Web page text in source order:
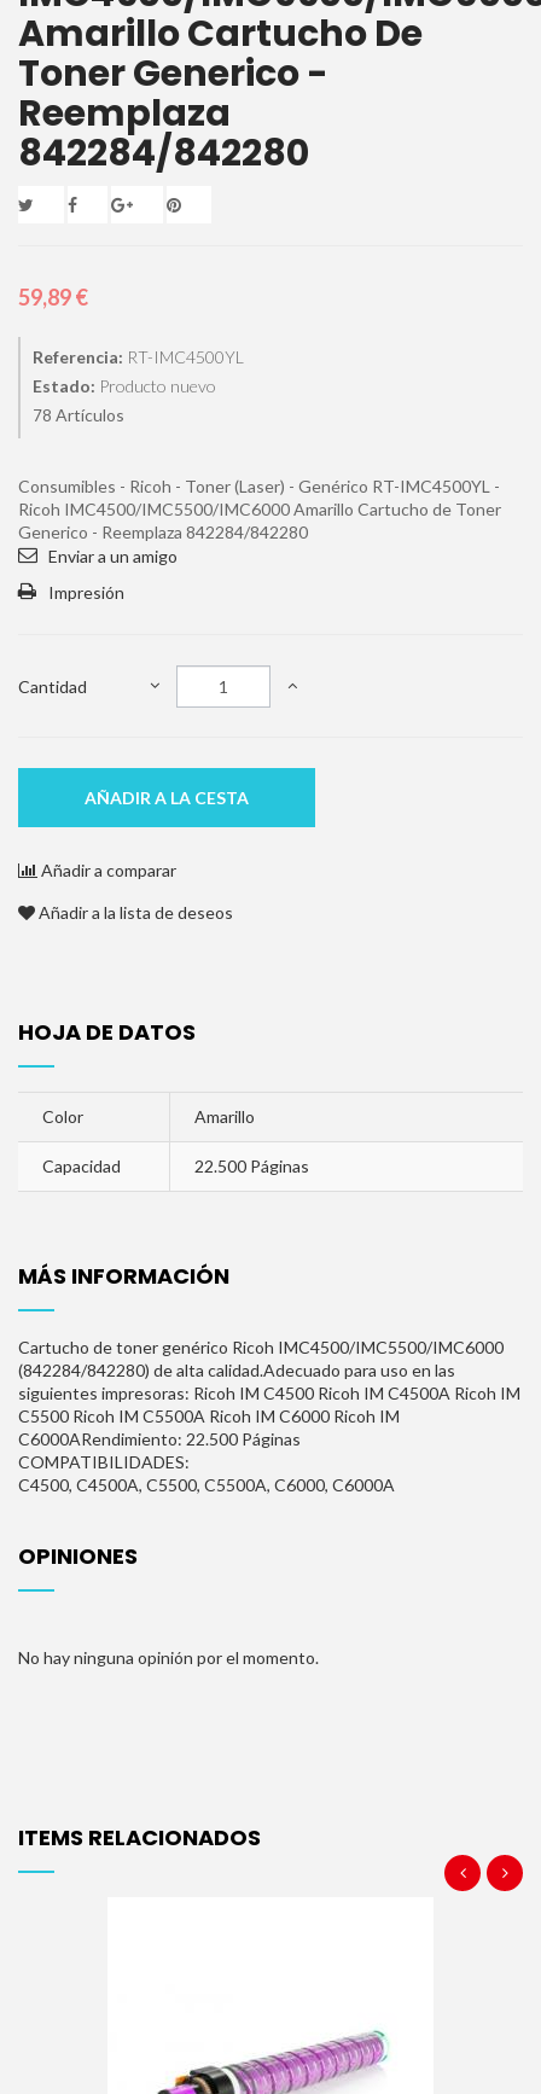
Amarillo Cartucho De
Toner Generico -
Reemplaza
842284/842280
59,89 €
Referencia: RT-IMC4500YL
Estado: Producto nuevo
78 Artículos
Consumibles - Ricoh - Toner (Laser) - Genérico RT-IMC4500YL -
Ricoh IMC4500/IMC5500/IMC6000 Amarillo Cartucho de Toner
Generico - Reemplaza 842284/842280
Enviar a un amigo
Impresión
Cantidad
AÑADIR A LA CESTA
Añadir a comparar
Añadir a la lista de deseos
HOJA DE DATOS
Color Amarillo
Capacidad 22.500 Páginas
MÁS INFORMACIÓN
Cartucho de toner genérico Ricoh IMC4500/IMC5500/IMC6000
(842284/842280) de alta calidad.Adecuado para uso en las
siguientes impresoras: Ricoh IM C4500 Ricoh IM C4500A Ricoh IM
C5500 Ricoh IM C5500A Ricoh IM C6000 Ricoh IM
C6000ARendimiento: 22.500 Páginas
COMPATIBILIDADES:
C4500, C4500A, C5500, C5500A, C6000, C6000A
OPINIONES
No hay ninguna opinión por el momento.
ITEMS RELACIONADOS